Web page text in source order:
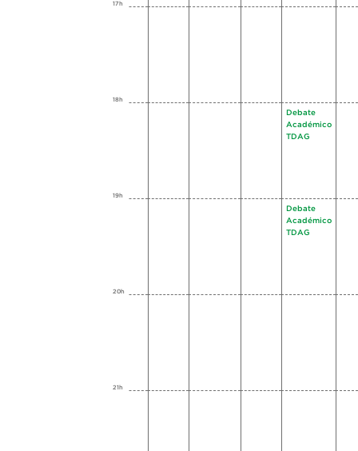
17h
18h
Debate
Académico
TDAG
19h
Debate
Académico
TDAG
20h
21h